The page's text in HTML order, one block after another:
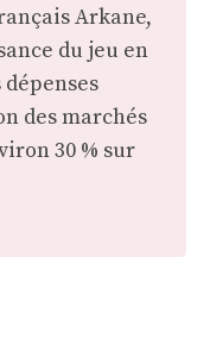
Arkane,
du jeu en
des marchés
30 % sur